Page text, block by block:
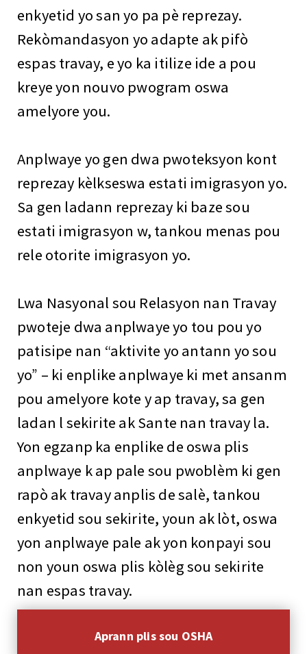
enkyetid yo san yo pa pè reprezay.
Rekòmandasyon yo adapte ak pifò
espas travay, e yo ka itilize ide a pou
kreye yon nouvo pwogram oswa
amelyore you.
Anplwaye yo gen dwa pwoteksyon kont
reprezay kèlkseswa estati imigrasyon yo.
Sa gen ladann reprezay ki baze sou
estati imigrasyon w, tankou menas pou
rele otorite imigrasyon yo.
Lwa Nasyonal sou Relasyon nan Travay
pwoteje dwa anplwaye yo tou pou yo
patisipe nan “aktivite yo antann yo sou
yo” – ki enplike anplwaye ki met ansanm
pou amelyore kote y ap travay, sa gen
ladan l sekirite ak Sante nan travay la.
Yon egzanp ka enplike de oswa plis
anplwaye k ap pale sou pwoblèm ki gen
rapò ak travay anplis de salè, tankou
enkyetid sou sekirite, youn ak lòt, oswa
yon anplwaye pale ak yon konpayi sou
non youn oswa plis kòlèg sou sekirite
nan espas travay.
Aprann plis sou OSHA